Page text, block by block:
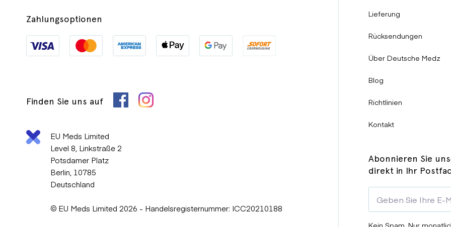
Zahlungsoptionen
Finden Sie uns auf
EU Meds Limited
Level 8, Linkstraße 2
Potsdamer Platz
Berlin, 10785
Deutschland
© EU Meds Limited 2026 - Handelsregisternummer: ICC20210188
Lieferung
Rücksendungen
Über Deutsche Medz
Blog
Richtlinien
Kontakt
Abonnieren Sie
direkt in Ihr